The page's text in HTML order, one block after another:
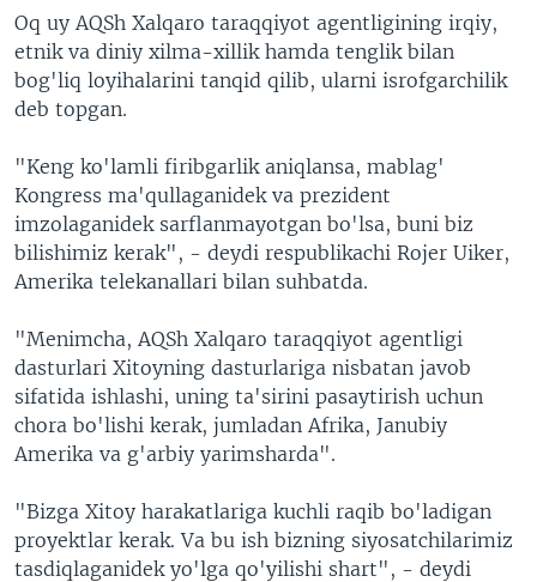
Oq uy AQSh Xalqaro taraqqiyot agentligining irqiy,
etnik va diniy xilma-xillik hamda tenglik bilan
bog'liq loyihalarini tanqid qilib, ularni isrofgarchilik
deb topgan.
"Keng ko'lamli firibgarlik aniqlansa, mablag'
Kongress ma'qullaganidek va prezident
imzolaganidek sarflanmayotgan bo'lsa, buni biz
bilishimiz kerak", - deydi respublikachi Rojer Uiker,
Amerika telekanallari bilan suhbatda.
"Menimcha, AQSh Xalqaro taraqqiyot agentligi
dasturlari Xitoyning dasturlariga nisbatan javob
sifatida ishlashi, uning ta'sirini pasaytirish uchun
chora bo'lishi kerak, jumladan Afrika, Janubiy
Amerika va g'arbiy yarimsharda".
"Bizga Xitoy harakatlariga kuchli raqib bo'ladigan
proyektlar kerak. Va bu ish bizning siyosatchilarimiz
tasdiqlaganidek yo'lga qo'yilishi shart", - deydi